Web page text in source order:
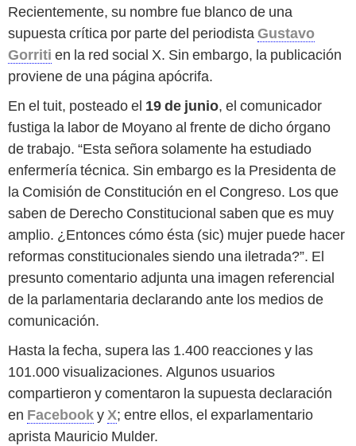
Recientemente, su nombre fue blanco de una
supuesta crítica por parte del periodistaGustavo
Gorriti en la red social X. Sin embargo, la publicación
proviene de una página apócrifa.
En el tuit, posteado el 19 de junio, el comunicador
fustiga la labor de Moyano al frente de dicho órgano
de trabajo. “Esta señora solamente ha estudiado
enfermería técnica. Sin embargo es la Presidenta de
la Comisión de Constitución en el Congreso. Los que
saben de Derecho Constitucional saben que es muy
amplio. ¿Entonces cómo ésta (sic) mujer puede hacer
reformas constitucionales siendo una iletrada?”. El
presunto comentario adjunta una imagen referencial
de la parlamentaria declarando ante los medios de
comunicación.
Hasta la fecha, supera las 1.400 reacciones y las
101.000 visualizaciones. Algunos usuarios
compartieron y comentaron la supuesta declaración
en FacebookyX; entre ellos, el exparlamentario
aprista Mauricio Mulder.